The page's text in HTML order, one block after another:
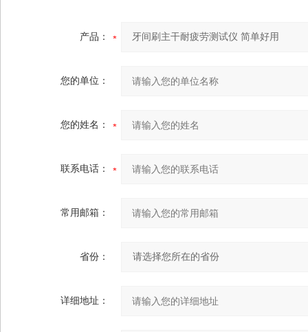
产品：
您的单位：
您的姓名：
联系电话：
常用邮箱：
省份：
详细地址：